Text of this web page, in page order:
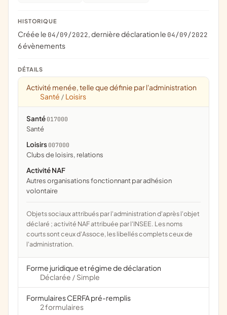
HISTORIQUE
Créée le 04/09/2022, dernière déclaration le 04/09/2022
6 évènements
DÉTAILS
Activité menée, telle que définie par l'administration
Santé / Loisirs
Santé 017000
santé
Loisirs 007000
clubs de loisirs, relations
Activité NAF
Autres organisations fonctionnant par adhésion
volontaire
Objets sociaux attribués par l'administration d'après l'objet
déclaré ; activité NAF attribuée par l'INSEE. Les noms
courts sont ceux d'Assoce, les libellés complets ceux de
l'administration.
Forme juridique et régime de déclaration
Déclarée / Simple
Formulaires CERFA pré-remplis
2 formulaires